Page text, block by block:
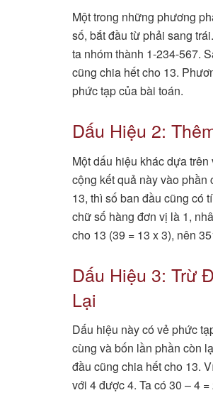
Một trong những phương
số, bắt đầu từ phải sang
ta nhóm thành 1-234-567.
cũng chia hết cho 13.
phức tạp của bài toán.
Dấu Hiệu 2:
Một dấu hiệu khác dựa
cộng kết quả này vào
13, thì số ban đầu cũng có
chữ số hàng đơn vị là 1,
cho 13 (39 = 13 x 3), nên
Dấu Hiệu 3: Trừ
Lại
Dấu hiệu này có vẻ phức
cùng và bốn lần phần còn
đầu cũng chia hết cho 13.
với 4 được 4. Ta có 30 – 4